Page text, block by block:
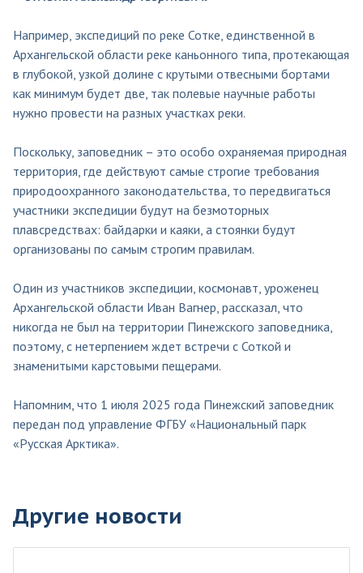
Например, экспедиций по реке Сотке, единственной в
Архангельской области реке каньонного типа, протекающая
в глубокой, узкой долине с крутыми отвесными бортами
как минимум будет две, так полевые научные работы
нужно провести на разных участках реки.
Поскольку, заповедник – это особо охраняемая природная
территория, где действуют самые строгие требования
природоохранного законодательства, то передвигаться
участники экспедиции будут на безмоторных
плавсредствах: байдарки и каяки, а стоянки будут
организованы по самым строгим правилам.
Один из участников экспедиции, космонавт, уроженец
Архангельской области Иван Вагнер, рассказал, что
никогда не был на территории Пинежского заповедника,
поэтому, с нетерпением ждет встречи с Соткой и
знаменитыми карстовыми пещерами.
Напомним, что 1 июля 2025 года Пинежский заповедник
передан под управление ФГБУ «Национальный парк
«Русская Арктика».
Другие новости